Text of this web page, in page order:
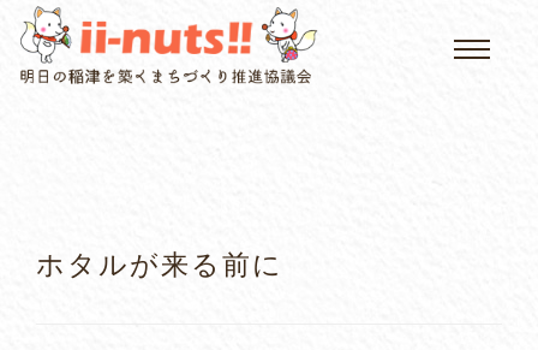
HOME
ホタルが来る前に